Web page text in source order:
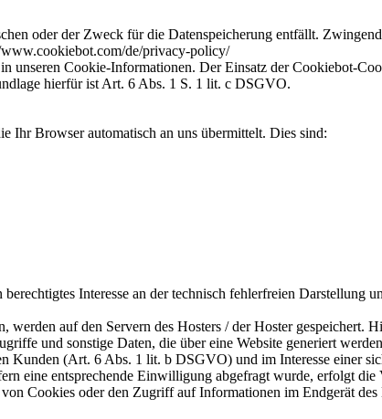
oder der Zweck für die Datenspeicherung entfällt.
de/privacy-policy/
Cookie-Informationen. Der Einsatz der Cookiebot-
hierfür ist Art. 6 Abs. 1 S. 1 lit. c DSGVO.
Ihr Browser automatisch an uns übermittelt. Dies sind:
Interesse an der technisch fehlerfreien Darstellung
auf den Servern des Hosters / der Hoster gespeichert.
und sonstige Daten, die über eine Website generiert
Kunden (Art. 6 Abs. 1 lit. b DSGVO) und im Interesse einer
eine entsprechende Einwilligung abgefragt wurde, erfolgt die
Cookies oder den Zugriff auf Informationen im Endgerät